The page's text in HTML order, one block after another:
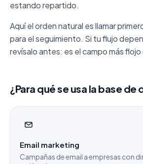
estando repartido.
Aquí el orden natural es llamar
para el seguimiento. Si tu flujo
revísalo antes: es el campo más
¿Para qué se usa la base de
Email marketing
Campañas de email a empresas con